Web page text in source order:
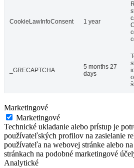
CookieLawInfoConsent 1 year
_GRECAPTCHA
5 months 27
days
Marketingové
Marketingové
Technické ukladanie alebo prístup je
používateľských profilov na zasielanie
používateľa na webovej stránke alebo
stránkach na podobné marketingové
Analytické